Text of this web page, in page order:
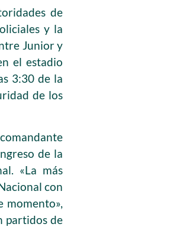
de
y la
Junior y
el estadio
3:30 de la
de los
de la
«La más
con
momento»,
partidos de